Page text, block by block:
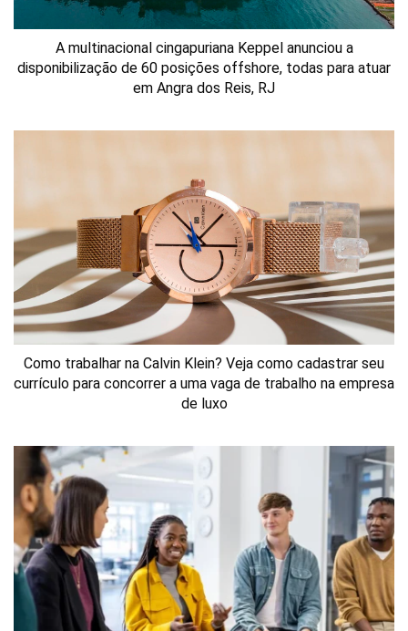
A multinacional cingapuriana Keppel anunciou a
disponibilização de 60 posições offshore, todas para atuar
em Angra dos Reis, RJ
Como trabalhar na Calvin Klein? Veja como cadastrar seu
currículo para concorrer a uma vaga de trabalho na empresa
de luxo